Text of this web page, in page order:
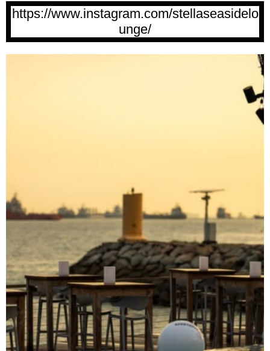
https://www.instagram.com/stellaseasidelo
unge/